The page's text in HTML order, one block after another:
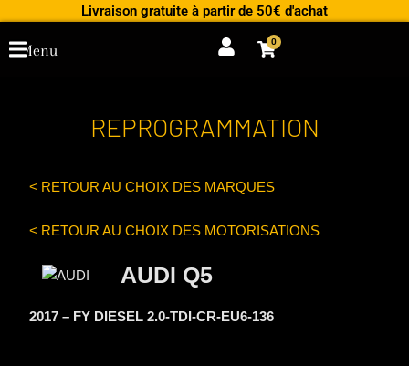
contenu
Livraison gratuite à partir de 50€ d'achat
0
Cart
Menu
REPROGRAMMATION
< RETOUR AU CHOIX DES MARQUES
< RETOUR AU CHOIX DES MOTORISATIONS
AUDI Q5
2017 – FY DIESEL 2.0-TDI-CR-EU6-136